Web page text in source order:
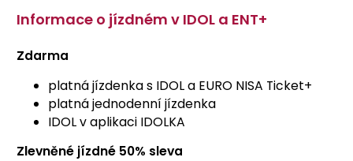
Informace o jízdném v IDOL a ENT+
Zdarma
platná jízdenka s IDOL a EURO NISA Ticket+
platná jednodenní jízdenka
IDOL v aplikaci IDOLKA
Zlevněné jízdné 50% sleva